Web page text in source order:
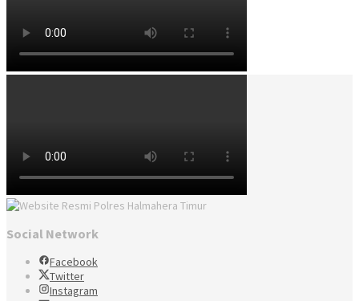
Social Network
Facebook
Twitter
Instagram